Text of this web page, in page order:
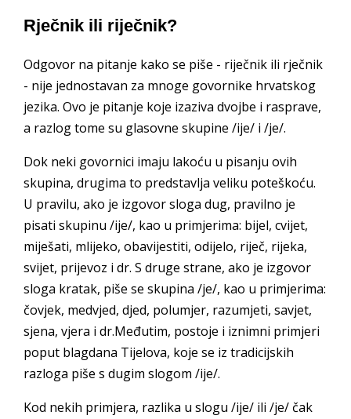
Rječnik ili riječnik?
Odgovor na pitanje kako se piše - riječnik ili rječnik
- nije jednostavan za mnoge govornike hrvatskog
jezika. Ovo je pitanje koje izaziva dvojbe i rasprave,
a razlog tome su glasovne skupine /ije/ i /je/.
Dok neki govornici imaju lakoću u pisanju ovih
skupina, drugima to predstavlja veliku poteškoću.
U pravilu, ako je izgovor sloga dug, pravilno je
pisati skupinu /ije/, kao u primjerima: bijel, cvijet,
miješati, mlijeko, obavijestiti, odijelo, riječ, rijeka,
svijet, prijevoz i dr. S druge strane, ako je izgovor
sloga kratak, piše se skupina /je/, kao u primjerima:
čovjek, medvjed, djed, polumjer, razumjeti, savjet,
sjena, vjera i dr.Međutim, postoje i iznimni primjeri
poput blagdana Tijelova, koje se iz tradicijskih
razloga piše s dugim slogom /ije/.
Kod nekih primjera, razlika u slogu /ije/ ili /je/ čak